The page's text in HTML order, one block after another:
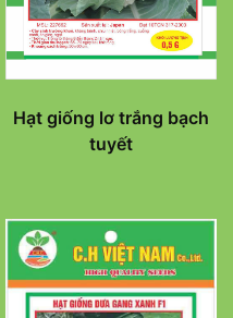
Hạt giống lơ trắng bạch
tuyết